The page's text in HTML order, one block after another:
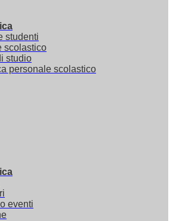
studenti
scolastico
studio
personale scolastico
eventi